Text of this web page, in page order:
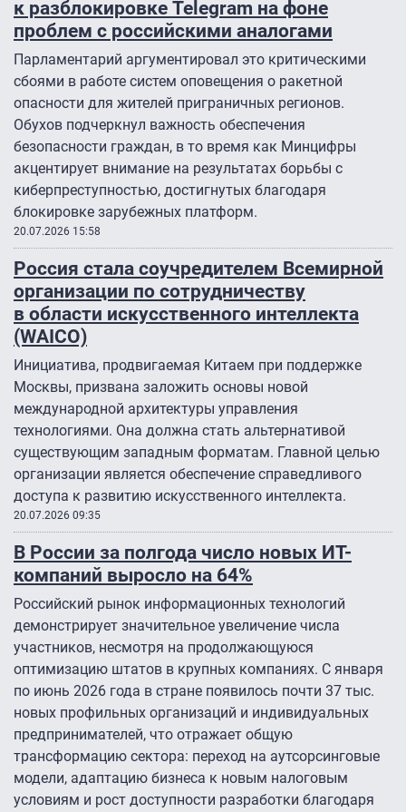
к разблокировке Telegram на фоне
проблем с российскими аналогами
Парламентарий аргументировал это критическими
сбоями в работе систем оповещения о ракетной
опасности для жителей приграничных регионов.
Обухов подчеркнул важность обеспечения
безопасности граждан, в то время как Минцифры
акцентирует внимание на результатах борьбы с
киберпреступностью, достигнутых благодаря
блокировке зарубежных платформ.
20.07.2026 15:58
Россия стала соучредителем Всемирной
организации по сотрудничеству
в области искусственного интеллекта
(WAICO)
Инициатива, продвигаемая Китаем при поддержке
Москвы, призвана заложить основы новой
международной архитектуры управления
технологиями. Она должна стать альтернативой
существующим западным форматам. Главной целью
организации является обеспечение справедливого
доступа к развитию искусственного интеллекта.
20.07.2026 09:35
В России за полгода число новых ИT-
компаний выросло на 64%
Российский рынок информационных технологий
демонстрирует значительное увеличение числа
участников, несмотря на продолжающуюся
оптимизацию штатов в крупных компаниях. С января
по июнь 2026 года в стране появилось почти 37 тыс.
новых профильных организаций и индивидуальных
предпринимателей, что отражает общую
трансформацию сектора: переход на аутсорсинговые
модели, адаптацию бизнеса к новым налоговым
условиям и рост доступности разработки благодаря